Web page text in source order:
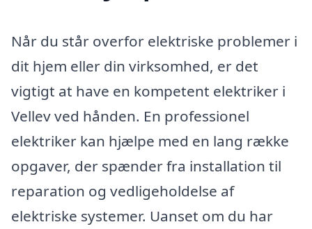
Når du står overfor elektriske problemer i
dit hjem eller din virksomhed, er det
vigtigt at have en kompetent elektriker i
Vellev ved hånden. En professionel
elektriker kan hjælpe med en lang række
opgaver, der spænder fra installation til
reparation og vedligeholdelse af
elektriske systemer. Uanset om du har